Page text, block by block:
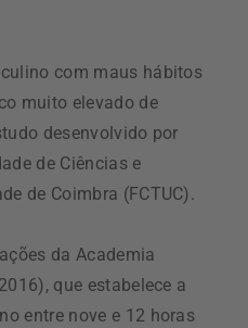
com maus hábitos
muito elevado de
desenvolvido por
de Ciências e
de Coimbra (FCTUC).
da Academia
que estabelece a
entre nove e 12 horas